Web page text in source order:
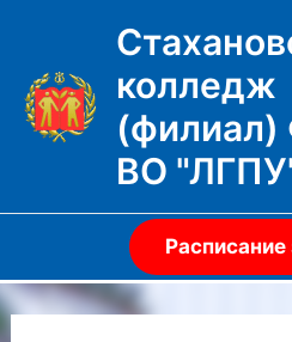
содержимомуколледж
ВО
Расписание